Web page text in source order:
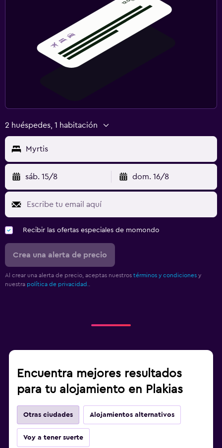
2 huéspedes, 1 habitación
Myrtis
sáb. 15/8 dom. 16/8
Recibir las ofertas especiales de momondo
Crea una alerta de precio
Al crear una alerta de precio, aceptas nuestros términos y condiciones y
nuestra política de privacidad.
Encuentra mejores resultados
para tu alojamiento en Plakias
Otras ciudades Alojamientos alternativos
Voy a tener suerte